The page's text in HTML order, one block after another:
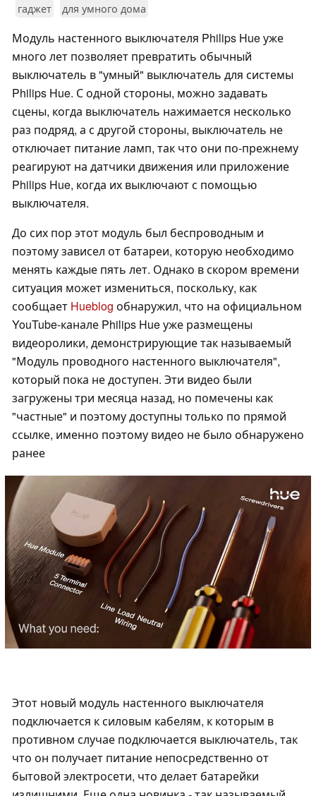
гаджет для умного дома
Модуль настенного выключателя Philips Hue уже
много лет позволяет превратить обычный
выключатель в "умный" выключатель для системы
Philips Hue. С одной стороны, можно задавать
сцены, когда выключатель нажимается несколько
раз подряд, а с другой стороны, выключатель не
отключает питание ламп, так что они по-прежнему
реагируют на датчики движения или приложение
Philips Hue, когда их выключают с помощью
выключателя.
До сих пор этот модуль был беспроводным и
поэтому зависел от батареи, которую необходимо
менять каждые пять лет. Однако в скором времени
ситуация может измениться, поскольку, как
сообщает Hueblog обнаружил, что на официальном
YouTube-канале Philips Hue уже размещены
видеоролики, демонстрирующие так называемый
"Модуль проводного настенного выключателя",
который пока не доступен. Эти видео были
загружены три месяца назад, но помечены как
"частные" и поэтому доступны только по прямой
ссылке, именно поэтому видео не было обнаружено
ранее
Этот новый модуль настенного выключателя
подключается к силовым кабелям, к которым в
противном случае подключается выключатель, так
что он получает питание непосредственно от
бытовой электросети, что делает батарейки